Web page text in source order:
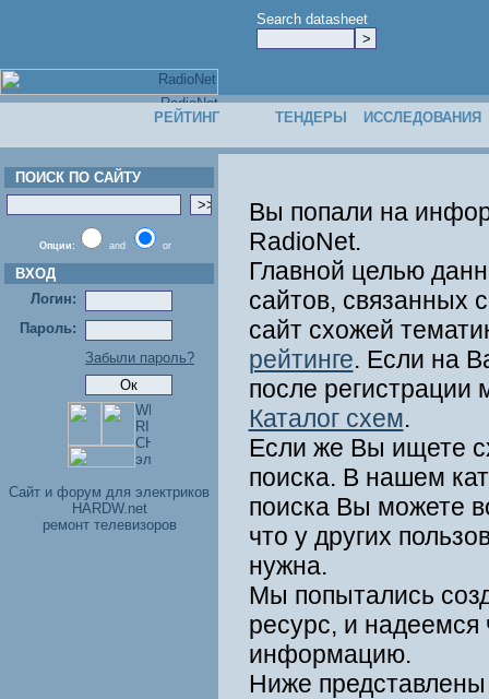
Search datasheet
РЕЙТИНГ ТЕНДЕРЫ ИССЛЕДОВАНИЯ
ПОИСК ПО САЙТУ
Опции: and or
ВХОД
Логин:
Пароль:
Забыли пароль?
Cайт и форум для электриков
HARDW.net
ремонт телевизоров
Вы попали на
RadioNet.
Главной целью
сайтов, связанных
сайт схожей
рейтинге. Если на
после
Каталог схем.
Если же Вы ищете
поиска. В нашем
поиска Вы можете
что у других
нужна.
Мы попытались
ресурс, и
информацию.
Ниже